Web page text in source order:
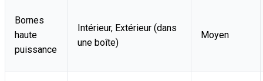
Bornes
haute
puissance
Intérieur, Extérieur (dans
une boîte)
Moyen